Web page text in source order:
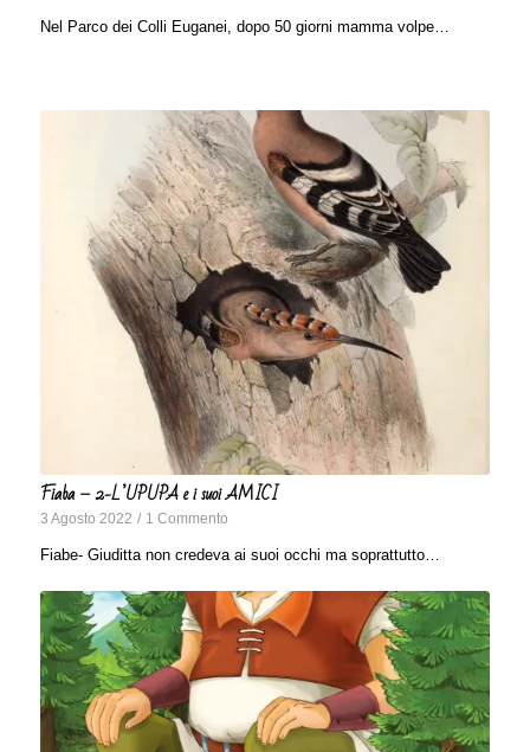
Nel Parco dei Colli Euganei, dopo 50 giorni mamma volpe…
Fiaba – 2-L’UPUPA e i suoi AMICI
3 Agosto 2022 / 1 Commento
Fiabe- Giuditta non credeva ai suoi occhi ma soprattutto…